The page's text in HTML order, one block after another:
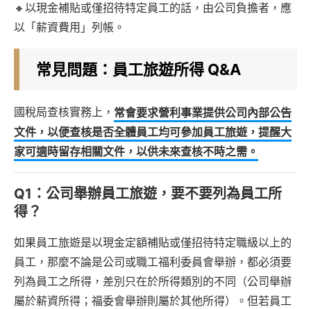
🔸以現金補貼或僅招待特定員工的話，由公司負擔者，應
以「薪資費用」列帳。
常見問題：員工旅遊所得 Q&A
國稅局查核實務上， 常會要求營利事業提供公司內部公告
文件，以便查核是否全體員工均可參加員工旅遊，提醒大
家可適時留存相關文件，以供未來查核不時之需。
Q1：公司舉辦員工旅遊，要不要列為員工所
得？
如果員工旅遊是以現金定額補貼或僅招待特定職級以上的
員工，那麼不論是公司或職工福利委員會舉辦，都必須要
列為員工之所得，差別只在於所得類別的不同（公司舉辦
屬於薪資所得；福委會舉辦則屬於其他所得）。但若員工